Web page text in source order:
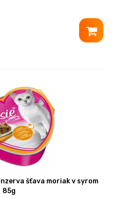
šťava moriak v syrom
85g